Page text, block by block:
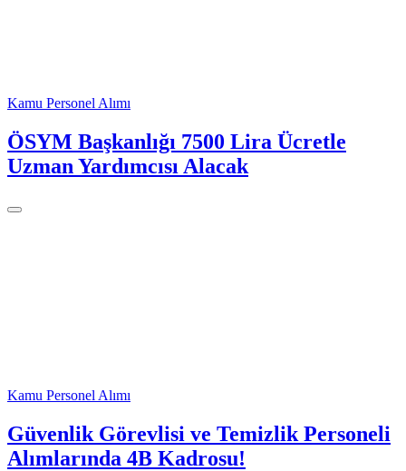
Kamu Personel Alımı
ÖSYM Başkanlığı 7500 Lira Ücretle
Uzman Yardımcısı Alacak
Kamu Personel Alımı
Güvenlik Görevlisi ve Temizlik Personeli
Alımlarında 4B Kadrosu!